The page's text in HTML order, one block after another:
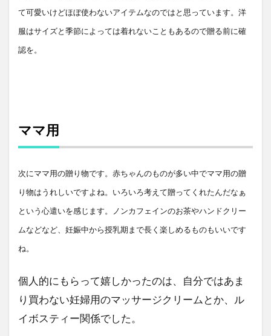
て可愛いけどほぼ使わないアイテムなのではと思っています。洋
服はサイズと季節によっては着れないこともあるので贈る前に確
認を。
ママ用
次にママ用の贈り物です。赤ちゃんのものが多い中でママ用の贈
り物はうれしいですよね。いろいろ考えて贈ってくれたんだなぁ
という心遣いを感じます。ノンカフェインのお茶やハンドクリー
ムなどなど、妊娠中から授乳期まで長く楽しめるものもいいです
ね。
個人的にもらって嬉しかったのは、自分ではあま
り買わない妊婦用のマッサージクリームとか、ル
イボスティー関係でした。